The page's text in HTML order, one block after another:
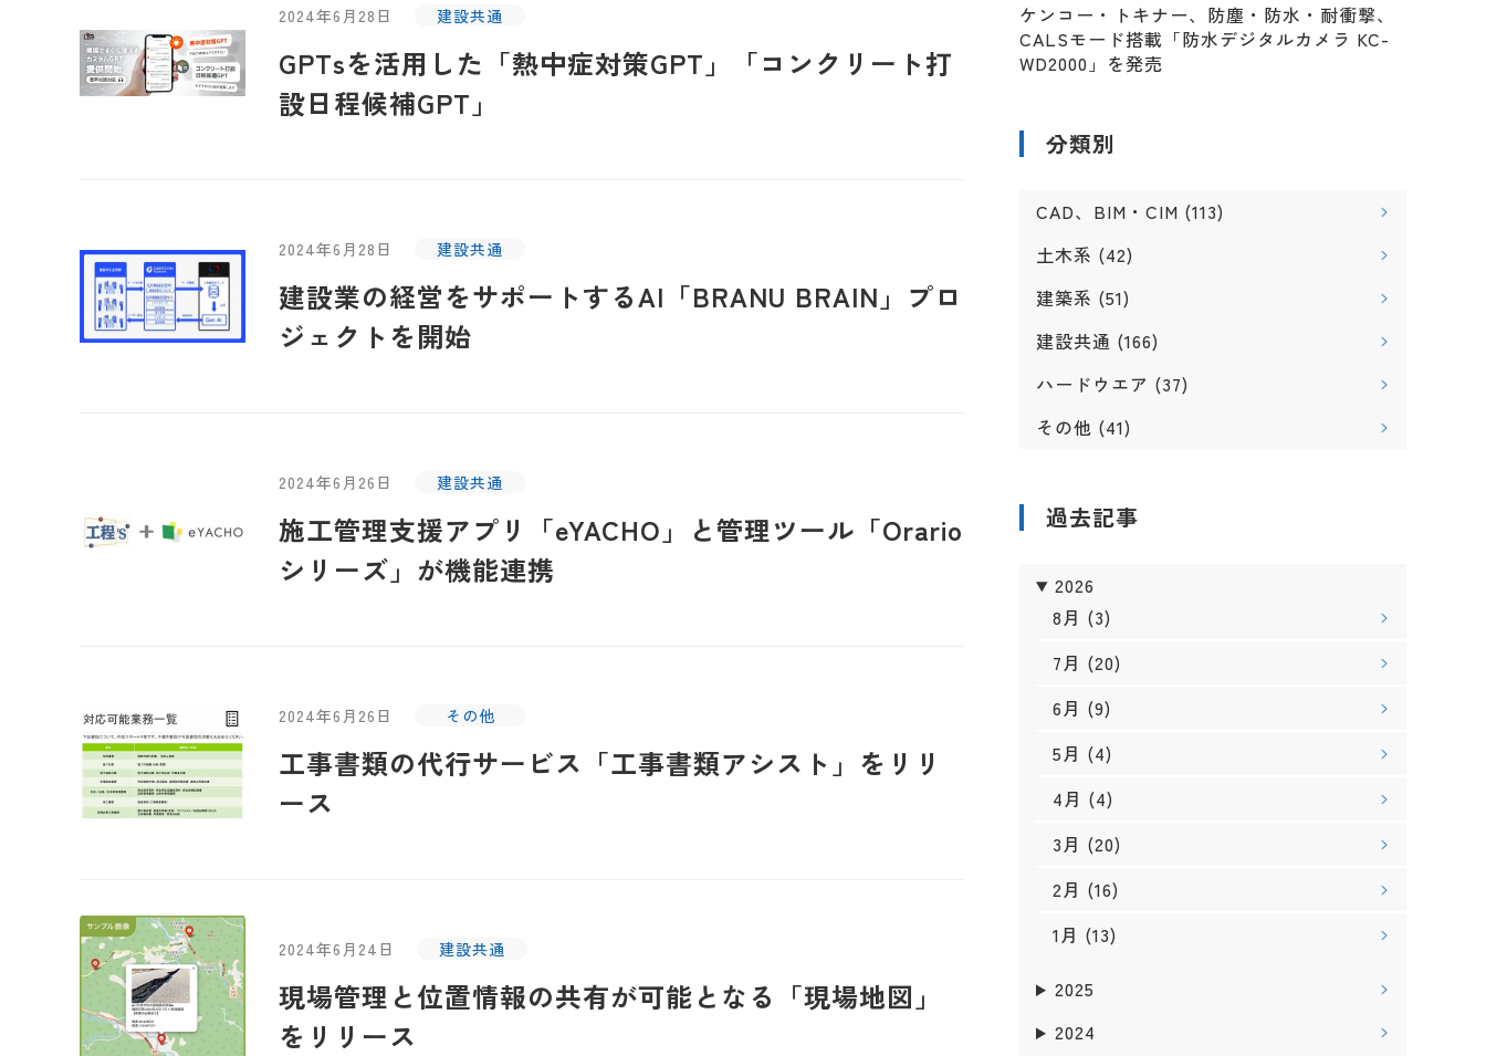
2024年6月28日 建設共通
GPTsを活用した「熱中症対策GPT」「コンクリート打
設日程候補GPT」
2024年6月28日 建設共通
建設業の経営をサポートするAI「BRANU BRAIN」プロ
ジェクトを開始
2024年6月26日 建設共通
施工管理支援アプリ「eYACHO」と管理ツール「Orario
シリーズ」が機能連携
2024年6月26日 その他
工事書類の代行サービス「工事書類アシスト」をリリ
ース
2024年6月24日 建設共通
現場管理と位置情報の共有が可能となる「現場地図」
をリリース
ケンコー・トキナー、防塵・防水・耐衝撃、
CALSモード搭載「防水デジタルカメラ KC-
WD2000」を発売
分類別
CAD、BIM・CIM (113)
土木系 (42)
建築系 (51)
建設共通 (166)
ハードウエア (37)
その他 (41)
過去記事
2026
8月 (3)
7月 (20)
6月 (9)
5月 (4)
4月 (4)
3月 (20)
2月 (16)
1月 (13)
2025
2024